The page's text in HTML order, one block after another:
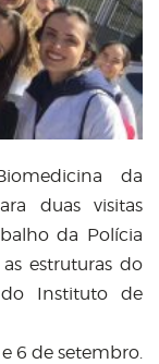
da
duas visitas
da Polícia
estruturas do
Instituto de
6 de setembro.